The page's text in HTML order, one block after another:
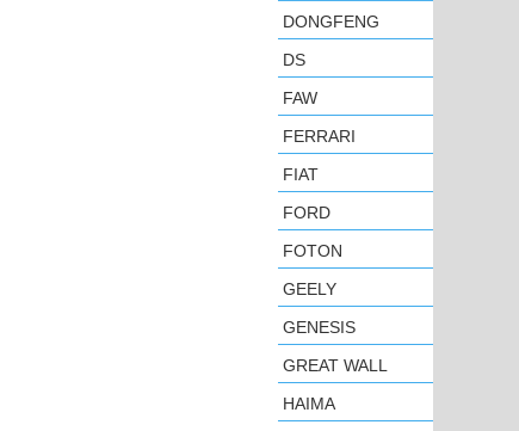
DONGFENG
DS
FAW
FERRARI
FIAT
FORD
FOTON
GEELY
GENESIS
GREAT WALL
HAIMA